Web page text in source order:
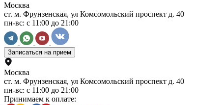
Москва
ст. м. Фрунзенская, ул Комсомольский проспект д. 40
пн-вс: с 11:00 до 21:00
Записаться на прием
Москва
ст. м. Фрунзенская, ул Комсомольский проспект д. 40
пн-вс: с 11:00 до 21:00
Принимаем к оплате: